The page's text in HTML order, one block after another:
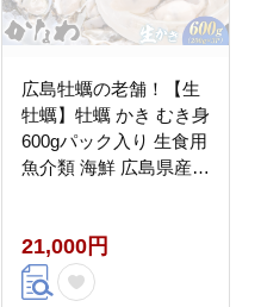
広島牡蠣の老舗！【生
牡蠣】牡蠣 かき むき身
600gパック入り 生食用
魚介類 海鮮 広島県産
21,000円